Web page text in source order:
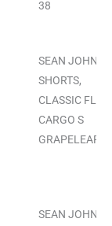
38
SEAN JOHN
SHORTS,
CLASSIC
CARGO S
GRAPELEAF
SEAN JOHN